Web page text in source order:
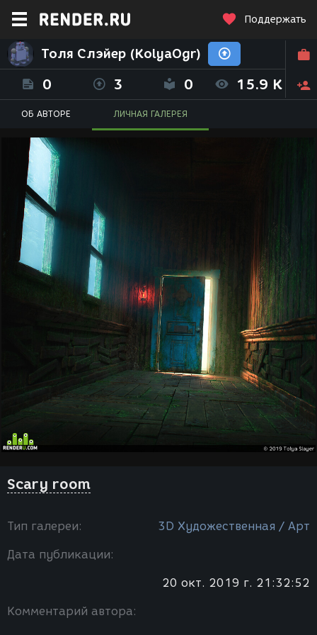
Поддержать
Толя Слэйер (KolyaOgr)
0 3 0 15.9 K
ОБ АВТОРЕ ЛИЧНАЯ ГАЛЕРЕЯ
Scary room
Тип галереи: 3D Художественная / Арт
Дата публикации:
20 окт. 2019 г. 21:32:52
Комментарий автора: